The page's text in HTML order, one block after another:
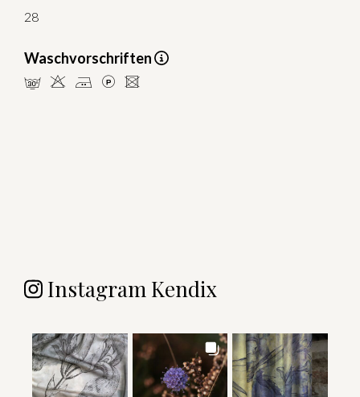
28
Waschvorschriften
mHELU
Instagram Kendix